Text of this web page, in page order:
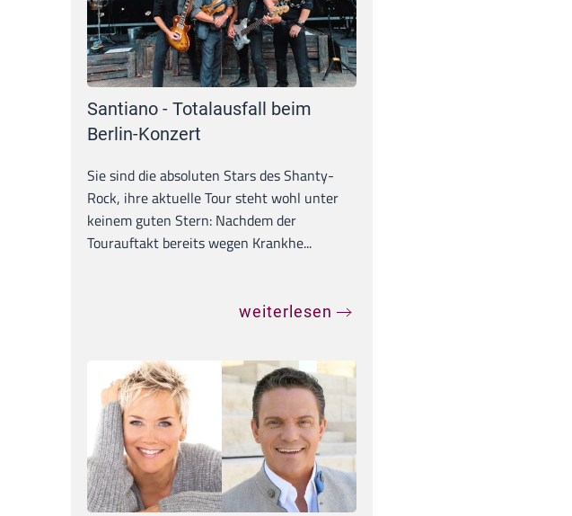
Santiano - Totalausfall beim
Berlin-Konzert
Sie sind die absoluten Stars des Shanty-
Rock, ihre aktuelle Tour steht wohl unter
keinem guten Stern: Nachdem der
Tourauftakt bereits wegen Krankhe...
weiterlesen